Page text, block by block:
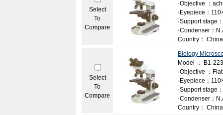
Select
To
Compare
·Objective ：
·Eyepiece：
·Support stage
·Condenser：
Country： China
Select
To
Compare
Biology
Model ： B1-
·Objective ：
·Eyepiece：
·Support stage
·Condenser：
Country： China